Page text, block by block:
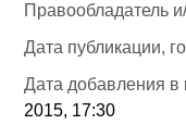
Правообладатель
Дата публикации,
Дата добавления в
2015, 17:30